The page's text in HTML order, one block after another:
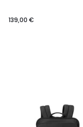
139,00 €